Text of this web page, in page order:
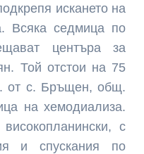
искането на
Всяка седмица по
центъра за
Той отстои на 75
от с. Бръщен, общ.
на хемодиализа.
с
и спускания по